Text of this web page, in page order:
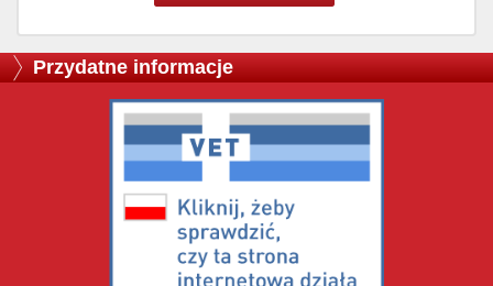
Przydatne informacje